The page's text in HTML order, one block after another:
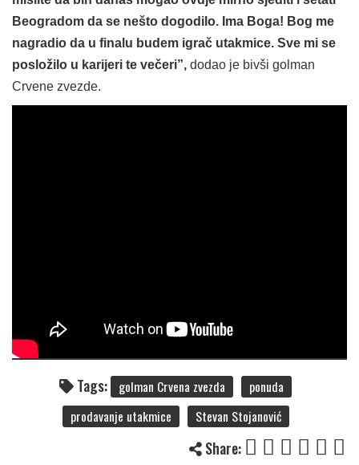
Beogradom da se nešto dogodilo. Ima Boga! Bog me
nagradio da u finalu budem igrač utakmice. Sve mi se
posložilo u karijeri te večeri”, dodao je bivši golman
Crvene zvezde.
Tags: golman Crvena zvezda
ponuda
prodavanje utakmice
Stevan Stojanović
Share: